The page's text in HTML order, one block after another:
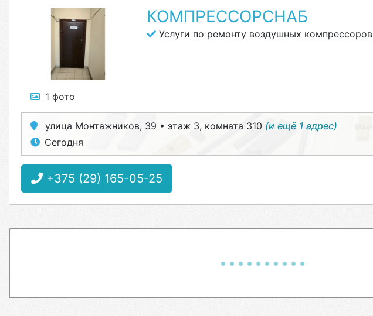
1 фото
КОМПРЕССОРСНАБ
Услуги по ремонту воздушных компрессоров
улица Монтажников, 39 • этаж 3, комната 310 (и ещё 1 адрес)
Сегодня
+375 (29) 165-05-25